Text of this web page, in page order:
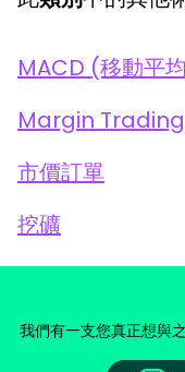
市價訂單
挖礦
我們有一支您真正想與